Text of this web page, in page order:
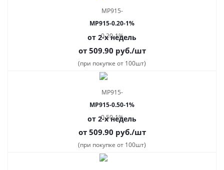
MP915-0.20-1%
от 2-х недель
от 509.90 руб./шт
(при покупке от 100шт)
MP915-0.50-1%
от 2-х недель
от 509.90 руб./шт
(при покупке от 100шт)